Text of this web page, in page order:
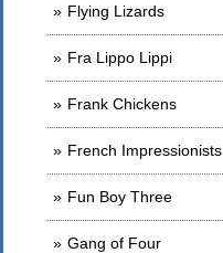
Flying Lizards
Fra Lippo Lippi
Frank Chickens
French Impressionists
Fun Boy Three
Gang of Four